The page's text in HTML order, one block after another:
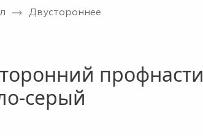
Двустороннее
серый